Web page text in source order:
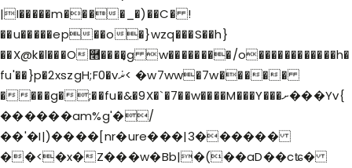
|I�����m����_�)��C� !
��u�����ep��o�}wzq���S��h}
��X@k�l���O࿫����͎g w��������/o������������h�
fu'��}p�2xszgH;F0�vޜܿ< �w7ww�7w�����
����g�;��fu�&�9X�`�7��w����M���Y���ށ���Yv{
������am%g'�/
��'�I|)����[nr�ure���|3������
��<�x�Z���w�Bb|�(��aD��cʨ�